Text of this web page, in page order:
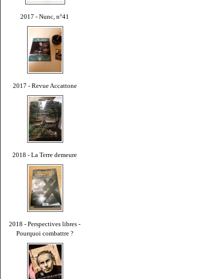
2017 - Nunc, n°41
2017 - Revue Accattone
2018 - La Terre demeure
2018 - Perspectives libres -
Pourquoi combattre ?